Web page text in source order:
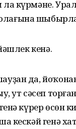
күрмәне. Урал
кенә.
да,
ут сәсеп торған
күрер өсөн
кескәй генә